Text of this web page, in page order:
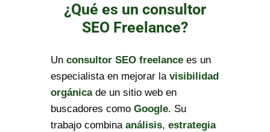
¿Qué es un consultor
SEO Freelance?
Un consultor SEO freelance es un
especialista en mejorar la visibilidad
orgánicade un sitio web en
buscadores como Google. Su
trabajo combina análisis, estrategia